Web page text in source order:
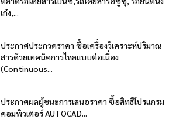
เก๋ง,...
ประกาศประกวดราคา ซื้อเครื่องวิเคราะห์ปริมาณ
สารด้วยเทคนิคการไหลแบบต่อเนื่อง
(Continuous...
ประกาศผลผู้ชนะการเสนอราคา ซื้อสิทธิโปรแกรม
คอมพิวเตอร์ AUTOCAD...